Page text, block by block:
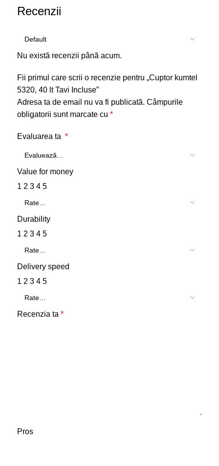
Recenzii
Nu există recenzii până acum.
Fii primul care scrii o recenzie pentru „Cuptor kumtel
5320, 40 lt Tavi Incluse”
Adresa ta de email nu va fi publicată. Câmpurile
obligatorii sunt marcate cu *
Evaluarea ta *
Value for money
1 2 3 4 5
Durability
1 2 3 4 5
Delivery speed
1 2 3 4 5
Recenzia ta *
Pros